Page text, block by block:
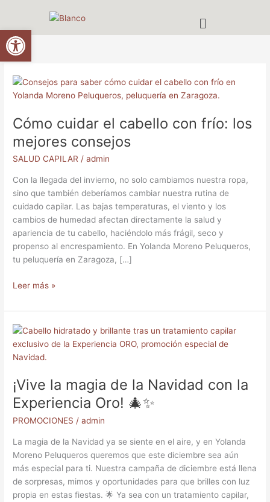
contenido
Menú
Cómo cuidar el cabello con frío: los
mejores consejos
SALUD CAPILAR /admin
Con la llegada del invierno, no solo cambiamos nuestra ropa,
sino que también deberíamos cambiar nuestra rutina de
cuidado capilar. Las bajas temperaturas, el viento y los
cambios de humedad afectan directamente la salud y
apariencia de tu cabello, haciéndolo más frágil, seco y
propenso al encrespamiento. En Yolanda Moreno Peluqueros,
tu peluquería en Zaragoza, […]
Cómo
cuidar
cabello
frío:
los
mejores
consejos
Leer más »
¡Vive la magia de la Navidad con la
Experiencia Oro! 🎄✨
PROMOCIONES /admin
La magia de la Navidad ya se siente en el aire, y en Yolanda
Moreno Peluqueros queremos que este diciembre sea aún
más especial para ti. Nuestra campaña de diciembre está llena
de sorpresas, mimos y oportunidades para que brilles con luz
propia en estas fiestas. 🌟 Ya sea con un tratamiento capilar,
¡Vive
la
magia
la
Navidad
con
la
Abrir barra de herramientas